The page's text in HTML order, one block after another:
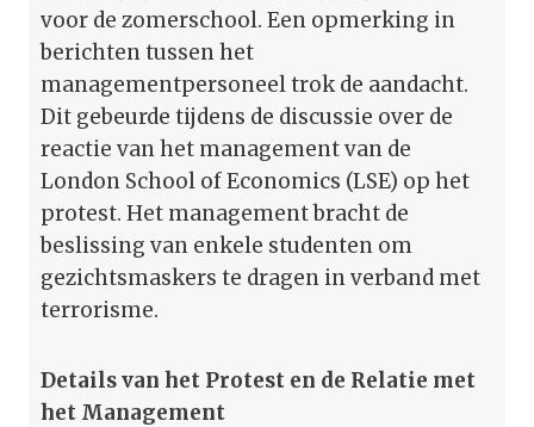
voor de zomerschool. Een opmerking in
berichten tussen het
managementpersoneel trok de aandacht.
Dit gebeurde tijdens de discussie over de
reactie van het management van de
London School of Economics (LSE) op het
protest. Het management bracht de
beslissing van enkele studenten om
gezichts­maskers te dragen in verband met
terrorisme.
Details van het Protest en de Relatie met
het Management